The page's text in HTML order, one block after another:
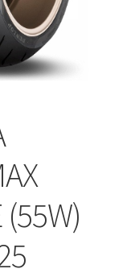
(55W)